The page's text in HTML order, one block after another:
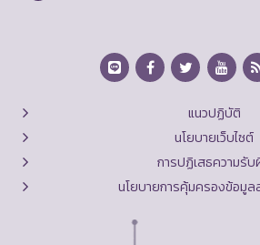
แนวปฏิบัติ
นโยบายเว็บไซต์
การปฏิเสธความรั
นโยบายการคุ้มครองข้อมู